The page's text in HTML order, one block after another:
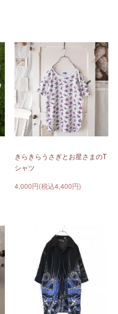
きらきらうさぎとお星さまのT
シャツ
4,000円(税込4,400円)